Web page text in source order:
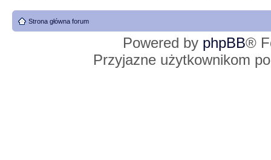
Strona główna forum
Powered by phpBB®
Przyjazne użytkownikom